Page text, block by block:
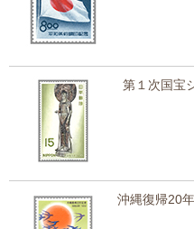
第１次国宝
沖縄復帰20年